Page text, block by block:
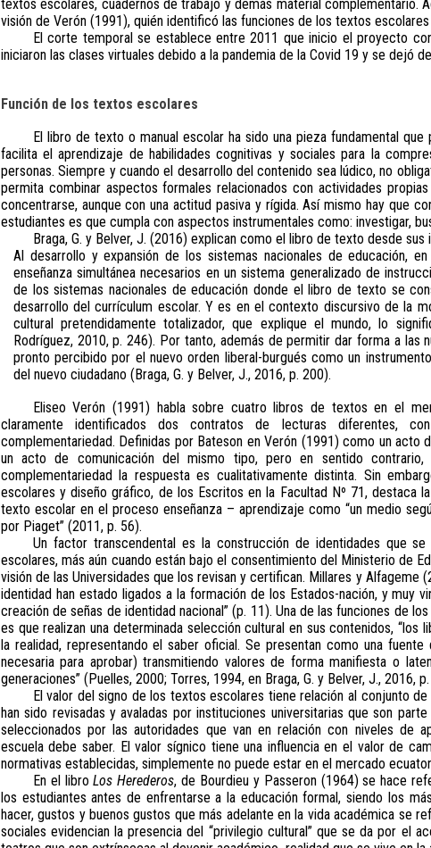
textos escolares, cuadernos de trabajo y demás material complementario.
visión de Verón (1991), quién identificó las funciones de los textos
El corte temporal se establece entre 2011 que inicio el proyecto
iniciaron las clases virtuales debido a la pandemia de la Covid 19 y se dejó
Función de los textos escolares
El libro de texto o manual escolar ha sido una pieza fundamental
facilita el aprendizaje de habilidades cognitivas y sociales para la
personas. Siempre y cuando el desarrollo del contenido sea lúdico, no
permita combinar aspectos formales relacionados con actividades
concentrarse, aunque con una actitud pasiva y rígida. Así mismo hay que
estudiantes es que cumpla con aspectos instrumentales como: investigar,
Braga, G. y Belver, J. (2016) explican como el libro de texto desde sus
Al desarrollo y expansión de los sistemas nacionales de educación,
enseñanza simultánea necesarios en un sistema generalizado de
de los sistemas nacionales de educación donde el libro de texto se
desarrollo del currículum escolar. Y es en el contexto discursivo de la
cultural pretendidamente totalizador, que explique el mundo, lo
Rodríguez, 2010, p. 246). Por tanto, además de permitir dar forma a las
pronto percibido por el nuevo orden liberal-burgués como un
del nuevo ciudadano (Braga, G. y Belver, J., 2016, p. 200).
Eliseo Verón (1991) habla sobre cuatro libros de textos en el
claramente identificados dos contratos de lecturas diferentes,
complementariedad. Definidas por Bateson en Verón (1991) como un acto
un acto de comunicación del mismo tipo, pero en sentido
complementariedad la respuesta es cualitativamente distinta. Sin
escolares y diseño gráfico, de los Escritos en la Facultad Nº 71, destaca
texto escolar en el proceso enseñanza – aprendizaje como “un medio
por Piaget” (2011, p. 56).
Un factor transcendental es la construcción de identidades que
escolares, más aún cuando están bajo el consentimiento del Ministerio de
visión de las Universidades que los revisan y certifican. Millares y Alfageme
identidad han estado ligados a la formación de los Estados-nación, y muy
creación de señas de identidad nacional” (p. 11). Una de las funciones de
es que realizan una determinada selección cultural en sus contenidos,
la realidad, representando el saber oficial. Se presentan como una fuente
necesaria para aprobar) transmitiendo valores de forma manifiesta o
generaciones” (Puelles, 2000; Torres, 1994, en Braga, G. y Belver, J., 2016,
El valor del signo de los textos escolares tiene relación al conjunto
han sido revisadas y avaladas por instituciones universitarias que son
seleccionados por las autoridades que van en relación con niveles de
escuela debe saber. El valor sígnico tiene una influencia en el valor de
normativas establecidas, simplemente no puede estar en el mercado
En el libroLos Herederos, de Bourdieu y Passeron (1964) se hace
los estudiantes antes de enfrentarse a la educación formal, siendo los
hacer, gustos y buenos gustos que más adelante en la vida académica se
sociales evidencian la presencia del “privilegio cultural” que se da por el